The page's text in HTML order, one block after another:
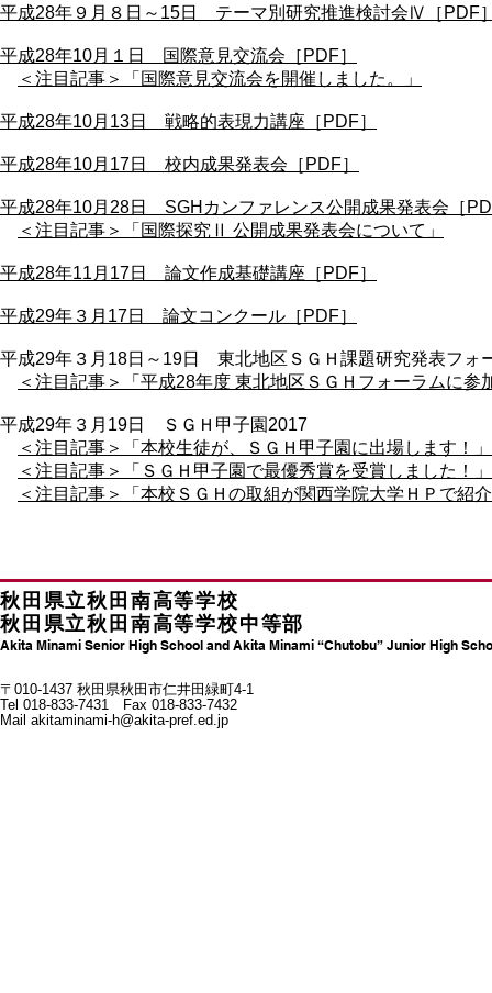
平成28年９月８日～15日 テーマ別研究推進検討会Ⅳ［PDF
平成28年10月１日 国際意見交流会［PDF］
＜注目記事＞「国際意見交流会を開催しました。」
平成28年10月13日 戦略的表現力講座［PDF］
平成28年10月17日 校内成果発表会［PDF］
平成28年10月28日 SGHカンファレンス公開成果発表会［
＜注目記事＞「国際探究Ⅱ 公開成果発表会について」
平成28年11月17日 論文作成基礎講座［PDF］
平成29年３月17日 論文コンクール［PDF］
平成29年３月18日～19日 東北地区ＳＧＨ課題研究発表フォ
＜注目記事＞「平成28年度 東北地区ＳＧＨフォーラムに参
平成29年３月19日 ＳＧＨ甲子園2017
＜注目記事＞「本校生徒が、ＳＧＨ甲子園に出場します！」
＜注目記事＞「ＳＧＨ甲子園で最優秀賞を受賞しました！」
＜注目記事＞「本校ＳＧＨの取組が関西学院大学ＨＰで紹
秋田県立秋田南高等学校
秋田県立秋田南高等学校中等部
Akita Minami Senior High School and Akita Minami “Chutobu” Junior High
〒010-1437 秋田県秋田市仁井田緑町4-1
Tel 018-833-7431 Fax 018-833-7432
Mail akitaminami-h@akita-pref.ed.jp